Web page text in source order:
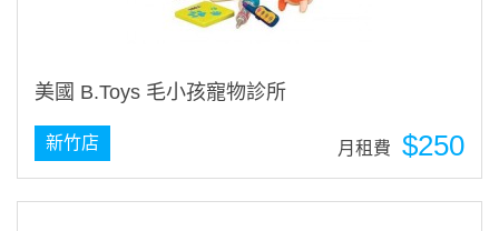
美國 B.Toys 毛小孩寵物診所
$250
月租費
新竹店